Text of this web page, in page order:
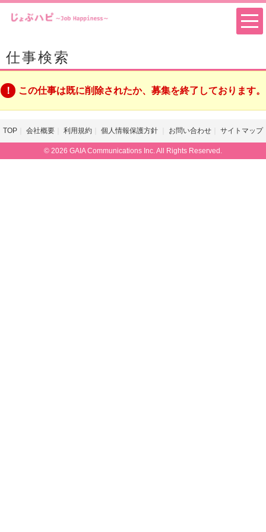
仕事検索
この仕事は既に削除されたか、募集を終了しております。
TOP 会社概要 利用規約 個人情報保護方針 お問い合わせ サイトマップ
© 2026 GAIA Communications Inc. All Rights Reserved.